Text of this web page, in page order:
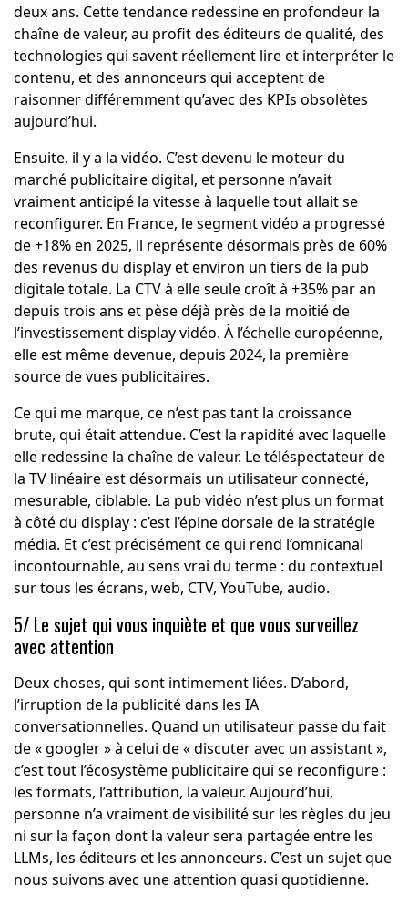
deux ans. Cette tendance redessine en profondeur la
chaîne de valeur, au profit des éditeurs de qualité, des
technologies qui savent réellement lire et interpréter le
contenu, et des annonceurs qui acceptent de
raisonner différemment qu’avec des KPIs obsolètes
aujourd’hui.
Ensuite, il y a la vidéo. C’est devenu le moteur du
marché publicitaire digital, et personne n’avait
vraiment anticipé la vitesse à laquelle tout allait se
reconfigurer. En France, le segment vidéo a progressé
de +18% en 2025, il représente désormais près de 60%
des revenus du display et environ un tiers de la pub
digitale totale. La CTV à elle seule croît à +35% par an
depuis trois ans et pèse déjà près de la moitié de
l’investissement display vidéo. À l’échelle européenne,
elle est même devenue, depuis 2024, la première
source de vues publicitaires.
Ce qui me marque, ce n’est pas tant la croissance
brute, qui était attendue. C’est la rapidité avec laquelle
elle redessine la chaîne de valeur. Le téléspectateur de
la TV linéaire est désormais un utilisateur connecté,
mesurable, ciblable. La pub vidéo n’est plus un format
à côté du display : c’est l’épine dorsale de la stratégie
média. Et c’est précisément ce qui rend l’omnicanal
incontournable, au sens vrai du terme : du contextuel
sur tous les écrans, web, CTV, YouTube, audio.
5/ Le sujet qui vous inquiète et que vous surveillez
avec attention
Deux choses, qui sont intimement liées. D’abord,
l’irruption de la publicité dans les IA
conversationnelles. Quand un utilisateur passe du fait
de « googler » à celui de « discuter avec un assistant »,
c’est tout l’écosystème publicitaire qui se reconfigure :
les formats, l’attribution, la valeur. Aujourd’hui,
personne n’a vraiment de visibilité sur les règles du jeu
ni sur la façon dont la valeur sera partagée entre les
LLMs, les éditeurs et les annonceurs. C’est un sujet que
nous suivons avec une attention quasi quotidienne.